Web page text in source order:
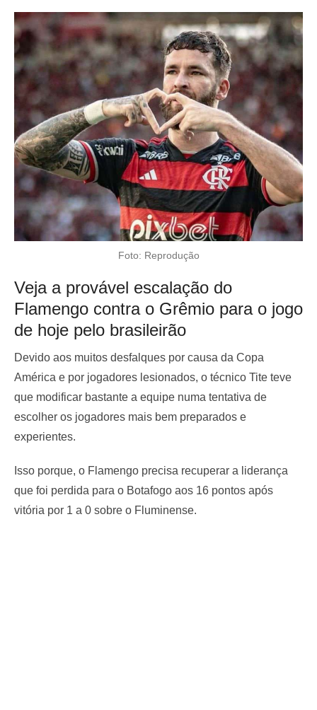
Foto: Reprodução
Veja a provável escalação do
Flamengo contra o Grêmio para o jogo
de hoje pelo brasileirão
Devido aos muitos desfalques por causa da Copa
América e por jogadores lesionados, o técnico Tite teve
que modificar bastante a equipe numa tentativa de
escolher os jogadores mais bem preparados e
experientes.
Isso porque, o Flamengo precisa recuperar a liderança
que foi perdida para o Botafogo aos 16 pontos após
vitória por 1 a 0 sobre o Fluminense.